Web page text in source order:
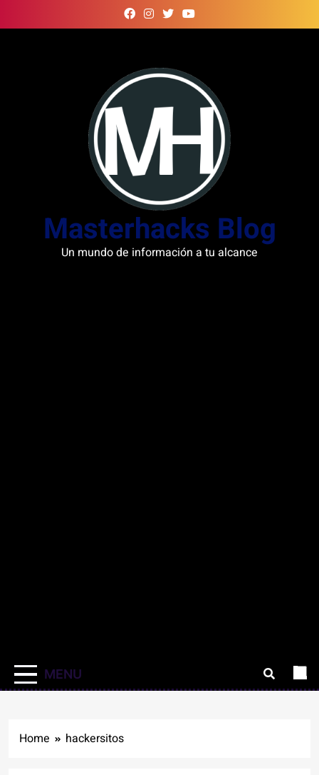
to
Masterhacks Blog
Un mundo de información a tu alcance
MENU
Home hackersitos